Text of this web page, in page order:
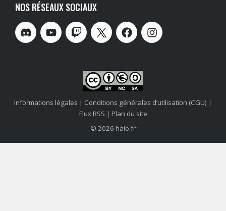
NOS RÉSEAUX SOCIAUX
Informations légales | Conditions générales d’utilisation (CGU) |
Flux RSS | Plan du site
© 2026 halo.fr